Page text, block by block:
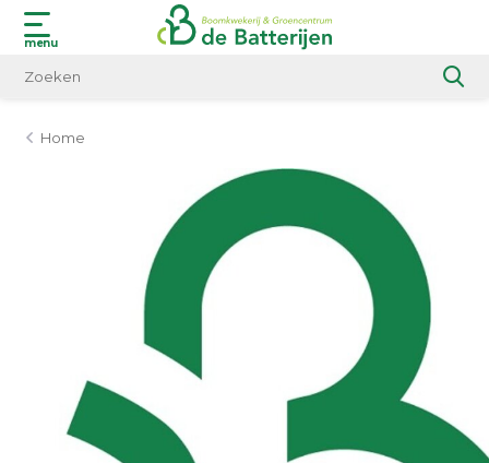
menu
Home